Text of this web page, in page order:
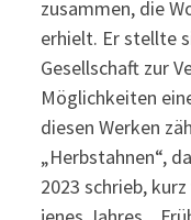
zusammen, die
erhielt. Er stellte
Gesellschaft zur
Möglichkeiten
diesen Werken
„Herbstahnen“,
2023 schrieb,